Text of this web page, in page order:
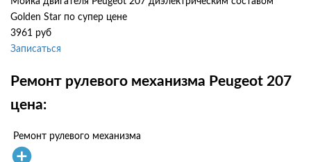
Golden Star по супер цене
3961 руб
Записаться
Ремонт рулевого механизма Peugeot 207
цена:
Ремонт рулевого механизма